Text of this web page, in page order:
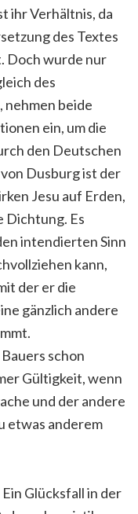
ihr Verhältnis, da
des Textes
Doch wurde nur
des
nehmen beide
ein, um die
den Deutschen
Dusburg ist der
Jesu auf Erden,
Dichtung. Es
intendierten Sinn
kann,
der er die
gänzlich andere
schon
Gültigkeit, wenn
und der andere
etwas anderem
Glücksfall in der